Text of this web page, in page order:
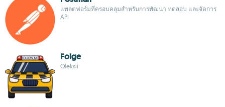
แพลตฟอร์มที่ครอบคลุมสำหรับการพัฒนา ทดสอบ และจัดการ
API
Folge
Oleksii